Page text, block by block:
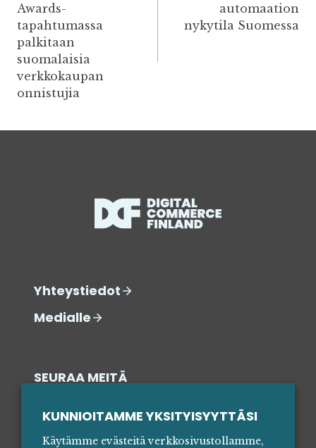
Awards-
tapahtumassa
palkitaan
suomalaisia
verkkokaupan
onnistujia
automaation
nykytila Suomessa
Yhteystiedot
Medialle
SEURAA MEITÄ
KUNNIOITAMME YKSITYISYYTTÄSI
Käytämme evästeitä verkkosivustollamme,